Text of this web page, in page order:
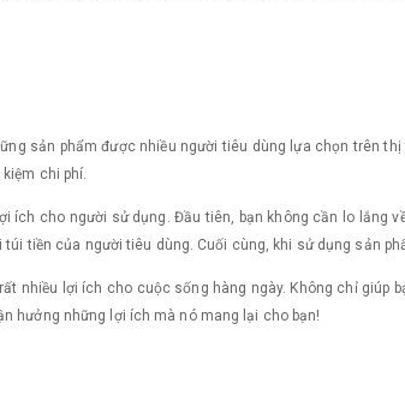
sản phẩm được nhiều người tiêu dùng lựa chọn trên
chi phí.
ích cho người sử dụng. Đầu tiên, bạn không cần lo lắng
tiền của người tiêu dùng. Cuối cùng, khi sử dụng sản
nhiều lợi ích cho cuộc sống hàng ngày. Không chỉ giúp
hưởng những lợi ích mà nó mang lại cho bạn!